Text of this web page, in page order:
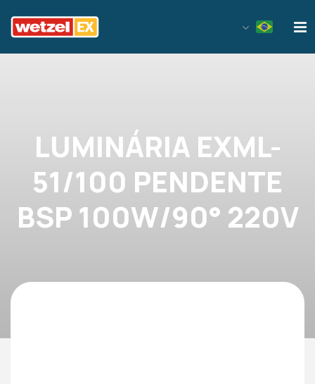
LUMINÁRIA EXML-
51/100 PENDENTE
BSP 100W/90° 220V